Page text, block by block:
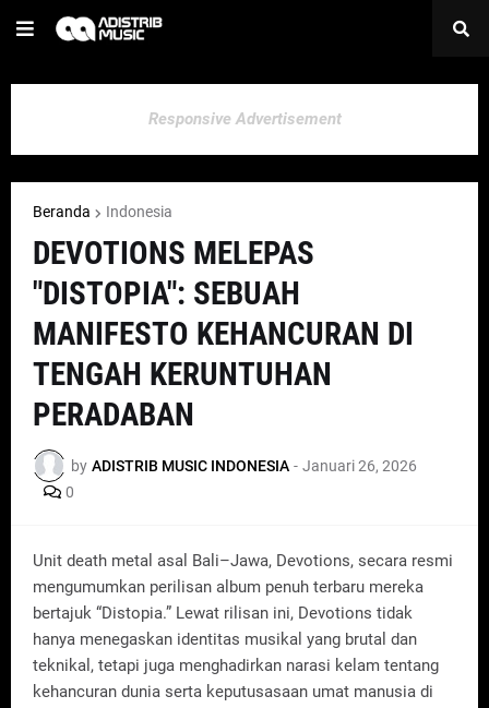
Responsive Advertisement
Beranda Indonesia
DEVOTIONS MELEPAS
"DISTOPIA": SEBUAH
MANIFESTO KEHANCURAN DI
TENGAH KERUNTUHAN
PERADABAN
by ADISTRIB MUSIC INDONESIA - Januari 26, 2026
0
Unit death metal asal Bali–Jawa, Devotions, secara resmi
mengumumkan perilisan album penuh terbaru mereka
bertajuk “Distopia.” Lewat rilisan ini, Devotions tidak
hanya menegaskan identitas musikal yang brutal dan
teknikal, tetapi juga menghadirkan narasi kelam tentang
kehancuran dunia serta keputusasaan umat manusia di